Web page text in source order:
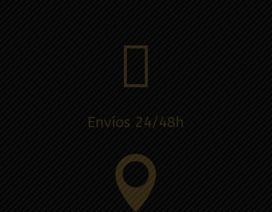

Envíos 24/48h
